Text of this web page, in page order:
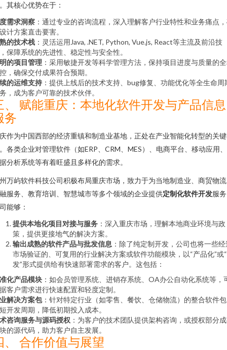
其核心优势在于：
需求洞察 ：通过专业的咨询流程，深入理解客户行业特性和业务痛点
计方案直击要害。
的技术栈 ：灵活运用Java, .NET, Python, Vue.js, React等主流及前沿技
保障系统的先进性、稳定性与安全性。
的项目管理 ：采用敏捷开发等科学管理方法，保持项目进度与质量的
，确保交付成果符合预期。
的运维支持 ：提供上线后的技术支持、bug修复、功能优化等全生命周
，成为客户可靠的技术伙伴。
、 赋能重庆：本地化软件开发与产品信息
务
作为中国西部的经济重镇和制造业基地，正处在产业智能化转型的关
各类企业对管理软件（如ERP、CRM、MES）、电商平台、移动应用
分析系统等有着旺盛且多样化的需求。
万屿软件科技公司积极布局重庆市场，致力于为当地制造业、商贸物
服务、教育培训、智慧城市等多个领域的企业提供定制化软件开发服
能够：
提供本地化项目对接与服务 ：深入重庆市场，理解本地商业环境与政
策，提供更接地气的解决方案。
输出成熟的软件产品与批发信息 ：除了纯定制开发，公司也将一些
市场验证的、可复用的行业解决方案或软件功能模块，以“产品化”或
发”形式提供给有快速部署需求的客户。这包括：
化产品模块 ：如会员管理系统、进销存系统、OA办公自动化系统等，
客户需求进行快速配置和轻度定制。
解决方案包：针对特定行业（如零售、餐饮、仓储物流）的整合软件
开发周期，降低初期投入成本。
咨询服务与源码授权 ：为客户的技术团队提供架构咨询，或授权部分
的源代码，助力客户自主发展。
、 合作价值与展望